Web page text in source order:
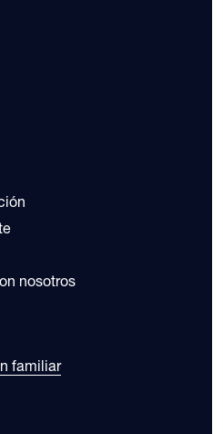
nosotros
familiar